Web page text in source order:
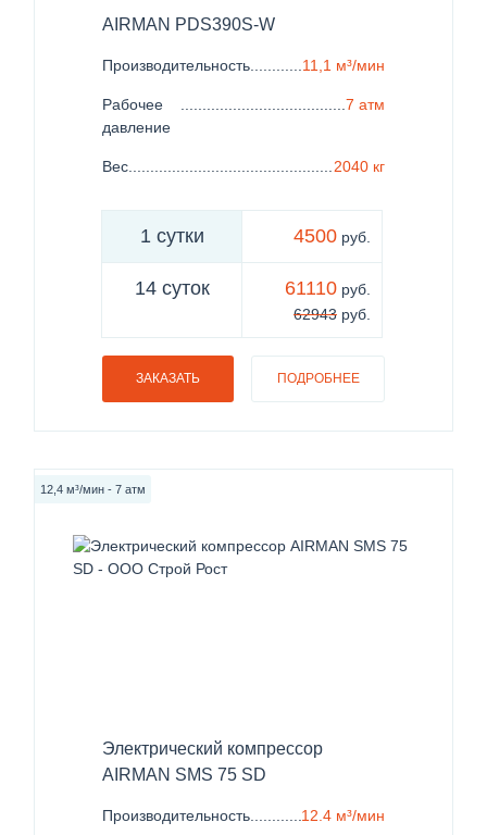
AIRMAN PDS390S-W
Производительность 11,1 м³/мин
Рабочее
давление
7 атм
Вес 2040 кг
1 сутки 4500 руб.
14 суток 61110 руб.
62943 руб.
ЗАКАЗАТЬ ПОДРОБНЕЕ
12,4 м³/мин - 7 атм
Электрический компрессор
AIRMAN SMS 75 SD
Производительность 12.4 м³/мин